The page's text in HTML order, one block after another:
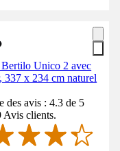
Unico 2 avec
337 x 234 cm naturel
des avis : 4.3 de 5
Avis clients.